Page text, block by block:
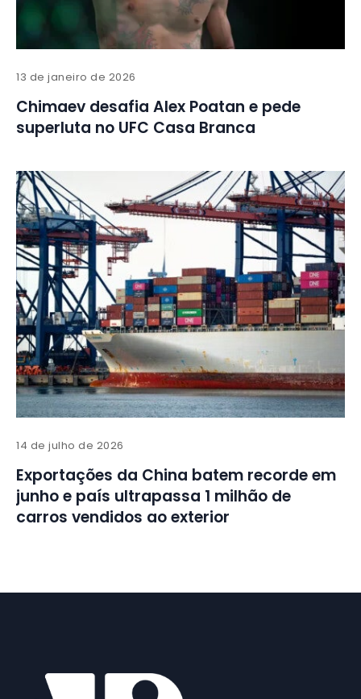
13 de janeiro de 2026
Chimaev desafia Alex Poatan e pede
superluta no UFC Casa Branca
14 de julho de 2026
Exportações da China batem recorde em
junho e país ultrapassa 1 milhão de
carros vendidos ao exterior